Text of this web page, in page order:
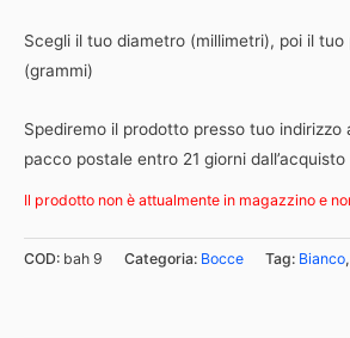
Scegli il tuo diametro (millimetri), poi il
(grammi)
Spediremo il prodotto presso tuo
pacco postale entro 21 giorni dall’acquisto
Il prodotto non è attualmente in magazzino e
COD: bah 9 Categoria: Bocce Tag: Bianco,